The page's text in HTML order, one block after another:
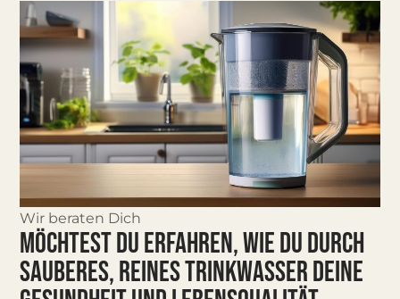
Wir beraten Dich
MÖCHTEST DU ERFAHREN, WIE DU DURCH
SAUBERES, REINES TRINKWASSER DEINE